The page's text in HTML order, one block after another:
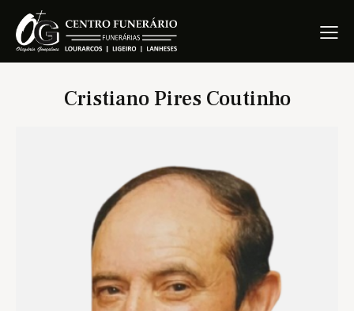
Cristiano Pires Coutinho